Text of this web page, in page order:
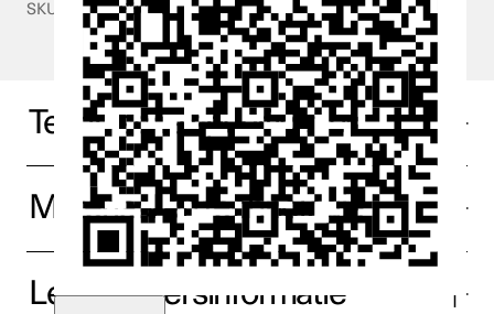
SKU
PS043
Technische specificaties
Materiaal en technologie
Leveranciersinformatie